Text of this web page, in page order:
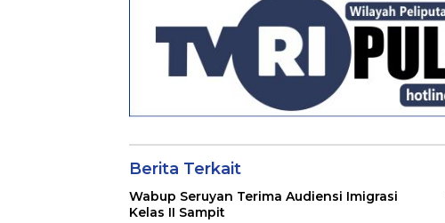
Berita Terkait
Wabup Seruyan Terima Audiensi Imigrasi
Kelas II Sampit